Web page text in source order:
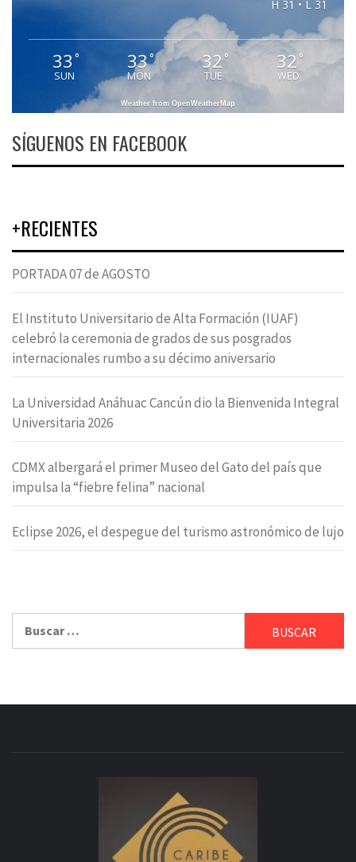
H 31 • L 31
33 °
SUN
33°
MON
32 °
TUE
32 °
WED
Weather from OpenWeatherMap
SÍGUENOS EN FACEBOOK
+RECIENTES
PORTADA 07 de AGOSTO
El Instituto Universitario de Alta Formación (IUAF)
celebró la ceremonia de grados de sus posgrados
internacionales rumbo a su décimo aniversario
La Universidad Anáhuac Cancún dio la Bienvenida Integral
Universitaria 2026
CDMX albergará el primer Museo del Gato del país que
impulsa la “fiebre felina” nacional
Eclipse 2026, el despegue del turismo astronómico de lujo